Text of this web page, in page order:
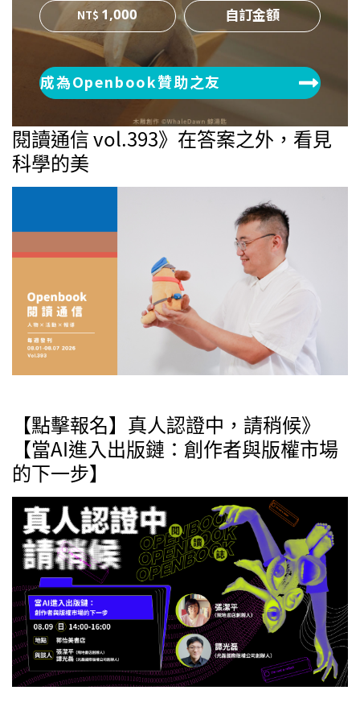
1,000
成為Openbook贊助之友
閱讀通信 vol.393》在答案之外，看見
科學的美
【點擊報名】真人認證中，請稍候》
【當AI進入出版鏈：創作者與版權市場
的下一步】